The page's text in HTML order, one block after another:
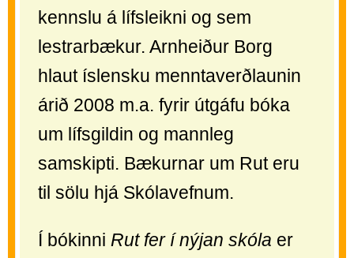
kennslu á lífsleikni og sem
lestrarbækur. Arnheiður Borg
hlaut íslensku menntaverðlaunin
árið 2008 m.a. fyrir útgáfu bóka
um lífsgildin og mannleg
samskipti. Bækurnar um Rut eru
til sölu hjá Skólavefnum.
Í bókinni Rut fer í nýjan skóla er